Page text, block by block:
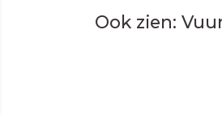
Ook zien: